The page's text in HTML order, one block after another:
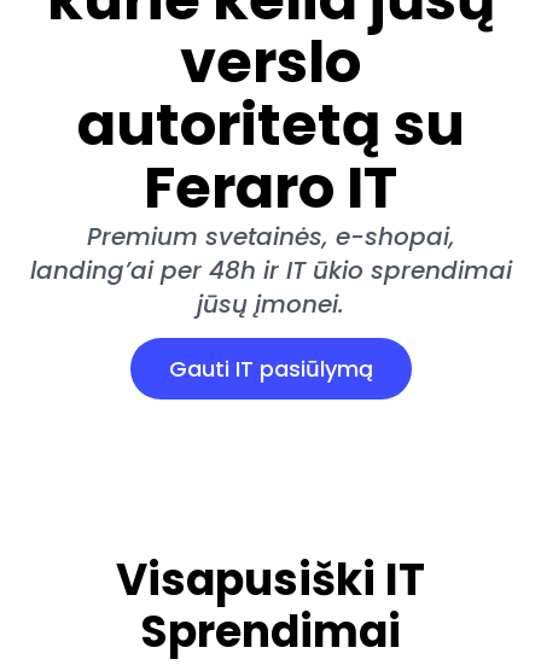
verslo
autoritetą su
Feraro IT
Premium svetainės, e-shopai,
landing’ai per 48h ir IT ūkio sprendimai
jūsų įmonei.
Gauti IT pasiūlymą
Visapusiški IT
Sprendimai